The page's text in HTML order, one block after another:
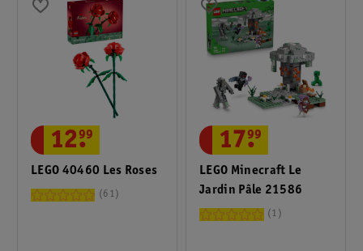
LEGO 40460 Les Roses
12.
99
61
LEGO Minecraft Le
Jardin Pâle 21586
17.
99
1